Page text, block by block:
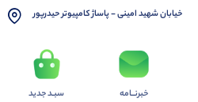
خیابان شهید امینی - پاساژ کامپیوتر حیدرپور
خبرنــامه سبـد جدید